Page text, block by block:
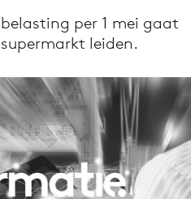
via de Adformatie
app
per 1 mei gaat
leiden.